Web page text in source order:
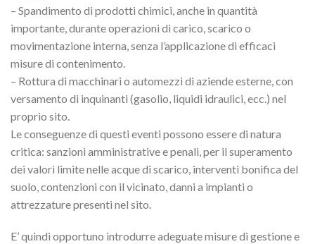
– Spandimento di prodotti chimici, anche in quantità
importante, durante operazioni di carico, scarico o
movimentazione interna, senza l’applicazione di efficaci
misure di contenimento.
– Rottura di macchinari o automezzi di aziende esterne, con
versamento di inquinanti (gasolio, liquidi idraulici, ecc.) nel
proprio sito.
Le conseguenze di questi eventi possono essere di natura
critica: sanzioni amministrative e penali, per il superamento
dei valori limite nelle acque di scarico, interventi bonifica del
suolo, contenzioni con il vicinato, danni a impianti o
attrezzature presenti nel sito.
E’ quindi opportuno introdurre adeguate misure di gestione e